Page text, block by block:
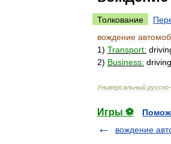
Толкование
вождение
1) Transport:
2) Business: driving
Универсальный русско-
Игры ⚽
вождение